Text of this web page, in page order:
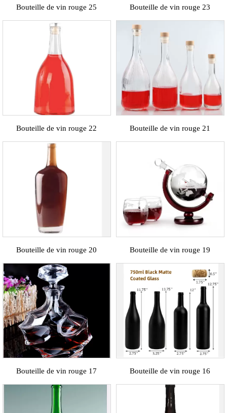
Bouteille de vin rouge 25 Bouteille de vin rouge 23
Bouteille de vin rouge 22 Bouteille de vin rouge 21
Bouteille de vin rouge 20 Bouteille de vin rouge 19
Bouteille de vin rouge 17 Bouteille de vin rouge 16